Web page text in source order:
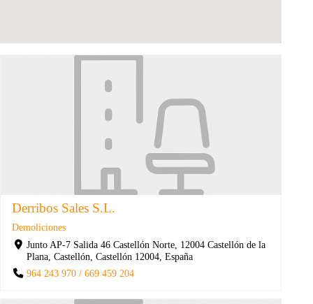
Derribos Sales S.L.
Demoliciones
Junto AP-7 Salida 46 Castellón Norte, 12004 Castellón de la
Plana, Castellón, Castellón 12004, España
964 243 970 / 669 459 204